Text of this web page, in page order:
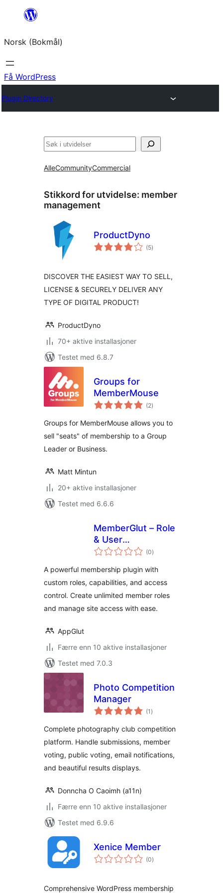
Hopp
innhold
Norsk (Bokmål)
Få WordPress
Plugin Directory
Søk
AlleCommunityCommercial
Stikkord for utvidelse: member
management
ProductDyno
(5totale
vurderinger
)
DISCOVER THE EASIEST WAY TO SELL,
LICENSE & SECURELY DELIVER ANY
TYPE OF DIGITAL PRODUCT!
ProductDyno
70+ aktive installasjoner
Testet med 6.8.7
Groups for
MemberMouse
(2totale
vurderinger
)
Groups for MemberMouse allows you to
sell "seats" of membership to a Group
Leader or Business.
Matt Mintun
20+ aktive installasjoner
Testet med 6.6.6
MemberGlut – Role
& User
Management
(0totale
vurderinger
)
A powerful membership plugin with
custom roles, capabilities, and access
control. Create unlimited member roles
and manage site access with ease.
AppGlut
Færre enn 10 aktive installasjoner
Testet med 7.0.3
Photo Competition
Manager
(1 totale
vurderinger
)
Complete photography club competition
platform. Handle submissions, member
voting, public voting, email notifications,
and beautiful results displays.
Donncha O Caoimh (a11n)
Færre enn 10 aktive installasjoner
Testet med 6.9.6
Xenice Member
(0totale
vurderinger
)
Comprehensive WordPress membership